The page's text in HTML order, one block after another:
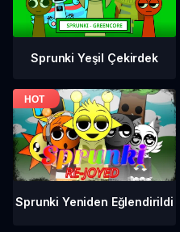
Sprunki Yeşil Çekirdek
Sprunki Yeniden Eğlendirildi